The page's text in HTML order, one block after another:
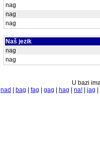
nag
nag
nag
Naš jezik
nag
nag
U bazi
nad bag fag gag hag na! jag